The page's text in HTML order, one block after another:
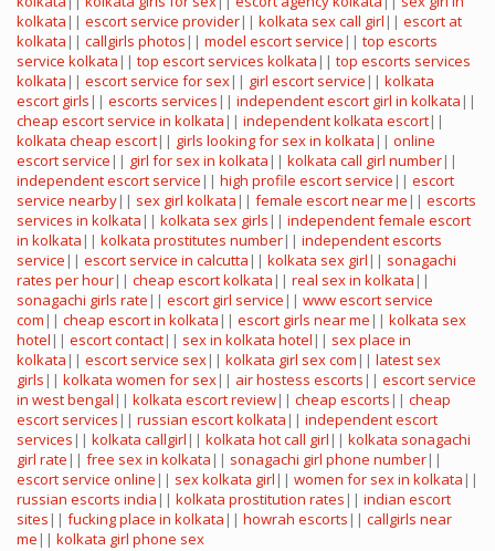
kolkata || escort service provider|| kolkata sex call girl || escort at
kolkata || callgirls photos || model escort service || top escorts
service kolkata || top escort services kolkata || top escorts services
kolkata || escort service for sex|| girl escort service || kolkata
escort girls || escorts services || independent escort girl in kolkata ||
cheap escort service in kolkata || independent kolkata escort||
kolkata cheap escort|| girls looking for sex in kolkata || online
escort service || girl for sex in kolkata || kolkata call girl number||
independent escort service || high profile escort service || escort
service nearby|| sex girl kolkata || female escort near me || escorts
services in kolkata || kolkata sex girls || independent female escort
in kolkata || kolkata prostitutes number|| independent escorts
service || escort service in calcutta || kolkata sex girl || sonagachi
rates per hour|| cheap escort kolkata || real sex in kolkata ||
sonagachi girls rate || escort girl service || www escort service
com || cheap escort in kolkata || escort girls near me || kolkata sex
hotel || escort contact|| sex in kolkata hotel || sex place in
kolkata || escort service sex|| kolkata girl sex com || latest sex
girls || kolkata women for sex|| air hostess escorts || escort service
in west bengal || kolkata escort review|| cheap escorts || cheap
escort services || russian escort kolkata || independent escort
services || kolkata callgirl || kolkata hot call girl || kolkata sonagachi
girl rate || free sex in kolkata || sonagachi girl phone number||
escort service online || sex kolkata girl || women for sex in kolkata ||
russian escorts india || kolkata prostitution rates || indian escort
sites || fucking place in kolkata || howrah escorts || callgirls near
me || kolkata girl phone sex